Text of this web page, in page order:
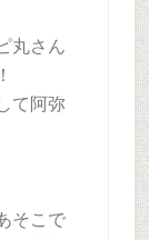
丸さん
て阿弥
そこで